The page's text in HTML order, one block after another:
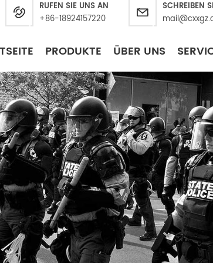
RUFEN SIE UNS AN
+86-18924157220
SCHREIBEN
PRODUKTE ÜBER UNS